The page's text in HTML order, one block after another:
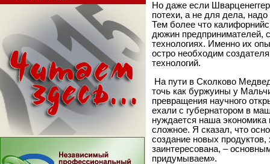
Но даже если
потехи, а не для дела,
Тем более что
дюжин предпринимателей,
технологиях. Именно их
остро необходим
технологий.
На пути в Сколково
точь как буржуины у
превращения научного
ехали с губернатором в
нуждается наша
сложное. Я сказал, что
создание новых
заинтересована, –
придумываем».